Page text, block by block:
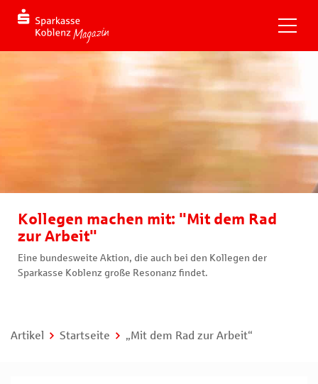
Kollegen machen mit: "Mit dem Rad
zur Arbeit"
Eine bundesweite Aktion, die auch bei den Kollegen der
Sparkasse Koblenz große Resonanz findet.
Artikel Startseite „Mit dem Rad zur Arbeit“